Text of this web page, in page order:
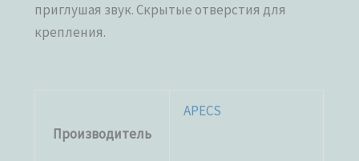
приглушая звук. Скрытые отверстия для
крепления.
Производитель
APECS